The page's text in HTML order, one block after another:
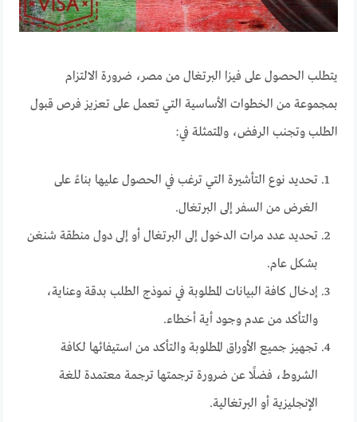
يتطلب الحصول على فيزا البرتغال من مصر، ضرورة الالتزام
بمجموعة من الخطوات الأساسية التي تعمل على تعزيز فرص قبول
الطلب وتجنب الرفض، والمتمثلة في:
تحديد نوع التأشيرة التي ترغب في الحصول عليها بناءً على
الغرض من السفر إلى البرتغال.
تحديد عدد مرات الدخول إلى البرتغال أو إلى دول منطقة شنغن
بشكل عام.
إدخال كافة البيانات المطلوبة في نموذج الطلب بدقة وعناية،
والتأكد من عدم وجود أية أخطاء.
تجهيز جميع الأوراق المطلوبة والتأكد من استيفائها لكافة
الشروط، فضلًا عن ضرورة ترجمتها ترجمة معتمدة للغة
الإنجليزية أو البرتغالية.